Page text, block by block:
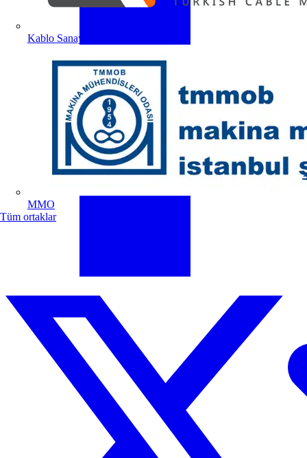
Kablo Sanayicileri Derneği
MMO
Tüm ortaklar